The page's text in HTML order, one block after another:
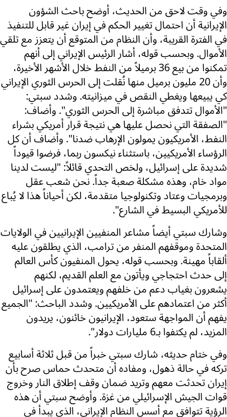
وفي وقت لاحق من الحديث، أوضح باحث الشؤون
الإيرانية أن احتمال تغيير الحكم في إيران غير قابل للتنفيذ
في الفترة القريبة، وأن النظام من المتوقع أن يتعزز مع تلقي
الأموال. وبحسب قوله، أشار الرئيس الإيراني إلى أنهم
تمكنوا من بيع 36 برميلاً من النفط خلال الأشهر الأخيرة،
وأن 20 مليون برميل منها نُقلت إلى الحرس الثوري الإيراني
كي يبيعها ويغطي النقص في ميزانيته. وشدد سبتي:
"الأموال تتدفق مباشرة إلى الحرس الثوري". وأضاف:
"الصفقة التي نحصل عليها هي نتيجة قرار أمريكي بشراء
النفط، الأمريكيون يمولون الإرهاب ضدنا". وأضاف أن كل
الرؤساء الأمريكيين، باستثناء نيكسون ربما، فرضوا قيوداً
شديدة على إسرائيل، ولخص التحدي قائلاً: "ليست لدينا
مواد خام، وهذه مشكلة صعبة جداً. نحن شعب عقل
وبرمجيات وعتاد وتكنولوجيا متقدمة، لكن أحياناً هذا لا يُباع
للأمريكي البسيط في الشارع".
وشارك سبتي أيضاً مشاعر المنفيين الإيرانيين في الولايات
المتحدة وموقفهم المنفر من ترامب، الذي يطلقون عليه
ألقاباً مهينة. وبحسب قوله، يحول المنفيون كأس العالم
إلى حدث احتجاجي ويأتون مع العلم القديم، لكنهم
يشعرون بغياب دعم من خلفهم ويعتمدون على إسرائيل
أكثر من اعتمادهم على الأمريكيين. وشدد الباحث: "الجميع
يفهم أن المواجهة ستعود، الإيرانيون خائنون، يريدون
المزيد، لم يكتفوا بـ6 مليارات دولار".
وفي ختام حديثه، شارك سبتي خبراً من قبل ثلاثة أسابيع
تركه في حالة ذهول، ومفاده أن متحدث حماس صرح بأن
إيران تحدثت معهم وتريد ضمان وقف إطلاق النار وخروج
قوات الجيش الإسرائيلي من غزة. وأوضح سبتي أن هذه
الرؤية تتوافق مع أسس النظام الإيراني، الذي يبدأ في